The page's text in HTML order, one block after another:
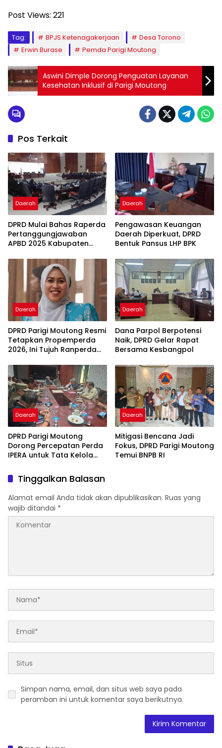
Post Views: 221
Tag: BPJS Ketenagakerjaan
Desa Torono
Erwin Burase
Pemda Parigi Moutong
Aswini Dimple Dorong Penguatan Layanan
Kesehatan Inklusif di Parigi Moutong
Pos Terkait
Daerah
DPRD Mulai Bahas Raperda
Pertanggungjawaban
APBD 2025 Kabupaten
Daerah
Pengawasan Keuangan
Daerah Diperkuat, DPRD
Bentuk Pansus LHP BPK
Daerah
DPRD Parigi Moutong Resmi
Tetapkan Propemperda
2026, Ini Tujuh Ranperda
Daerah
Dana Parpol Berpotensi
Naik, DPRD Gelar Rapat
Bersama Kesbangpol
Daerah
DPRD Parigi Moutong
Dorong Percepatan Perda
IPERA untuk Tata Kelola
Daerah
Mitigasi Bencana Jadi
Fokus, DPRD Parigi Moutong
Temui BNPB RI
Tinggalkan Balasan
Alamat email Anda tidak akan dipublikasikan. Ruas yang
wajib ditandai *
Simpan nama, email, dan situs web saya pada
peramban ini untuk komentar saya berikutnya.